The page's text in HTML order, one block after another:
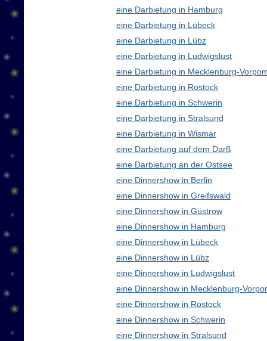
eine Darbietung in Hamburg
eine Darbietung in Lübeck
eine Darbietung in Lübz
eine Darbietung in Ludwigslust
eine Darbietung in Mecklenburg-
eine Darbietung in Rostock
eine Darbietung in Schwerin
eine Darbietung in Stralsund
eine Darbietung in Wismar
eine Darbietung auf dem Darß
eine Darbietung an der Ostsee
eine Dinnershow in Berlin
eine Dinnershow in Greifswald
eine Dinnershow in Güstrow
eine Dinnershow in Hamburg
eine Dinnershow in Lübeck
eine Dinnershow in Lübz
eine Dinnershow in Ludwigslust
eine Dinnershow in Mecklenburg-
eine Dinnershow in Rostock
eine Dinnershow in Schwerin
eine Dinnershow in Stralsund